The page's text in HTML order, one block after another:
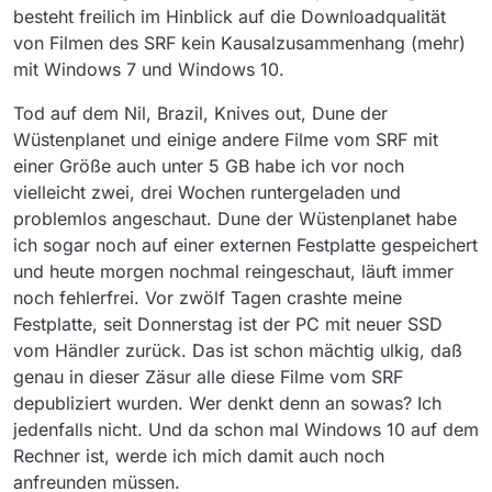
in etwa 736 kbit, was lachhaft ist.
kaufe ich mit eine weitere SSD und richte wieder
Windows 7 ein.
besteht freilich im Hinblick auf die Downloadqualität
von Filmen des SRF kein Kausalzusammenhang (mehr)
mit Windows 7 und Windows 10.
Tod auf dem Nil, Brazil, Knives out, Dune der
Wüstenplanet und einige andere Filme vom SRF mit
einer Größe auch unter 5 GB habe ich vor noch
vielleicht zwei, drei Wochen runtergeladen und
problemlos angeschaut. Dune der Wüstenplanet habe
ich sogar noch auf einer externen Festplatte gespeichert
und heute morgen nochmal reingeschaut, läuft immer
noch fehlerfrei. Vor zwölf Tagen crashte meine
Festplatte, seit Donnerstag ist der PC mit neuer SSD
vom Händler zurück. Das ist schon mächtig ulkig, daß
genau in dieser Zäsur alle diese Filme vom SRF
depubliziert wurden. Wer denkt denn an sowas? Ich
jedenfalls nicht. Und da schon mal Windows 10 auf dem
Rechner ist, werde ich mich damit auch noch
anfreunden müssen.